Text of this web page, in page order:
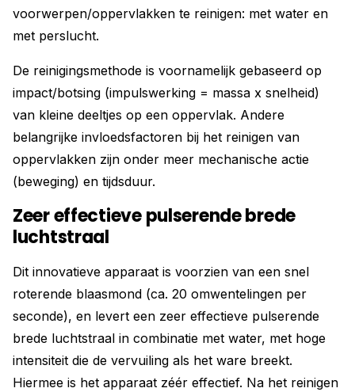
voorwerpen/oppervlakken te reinigen: met water en
met perslucht.
De reinigingsmethode is voornamelijk gebaseerd op
impact/botsing (impulswerking = massa x snelheid)
van kleine deeltjes op een oppervlak. Andere
belangrijke invloedsfactoren bij het reinigen van
oppervlakken zijn onder meer mechanische actie
(beweging) en tijdsduur.
Zeer effectieve pulserende brede
luchtstraal
Dit innovatieve apparaat is voorzien van een snel
roterende blaasmond (ca. 20 omwentelingen per
seconde), en levert een zeer effectieve pulserende
brede luchtstraal in combinatie met water, met hoge
intensiteit die de vervuiling als het ware breekt.
Hiermee is het apparaat zéér effectief. Na het reinigen